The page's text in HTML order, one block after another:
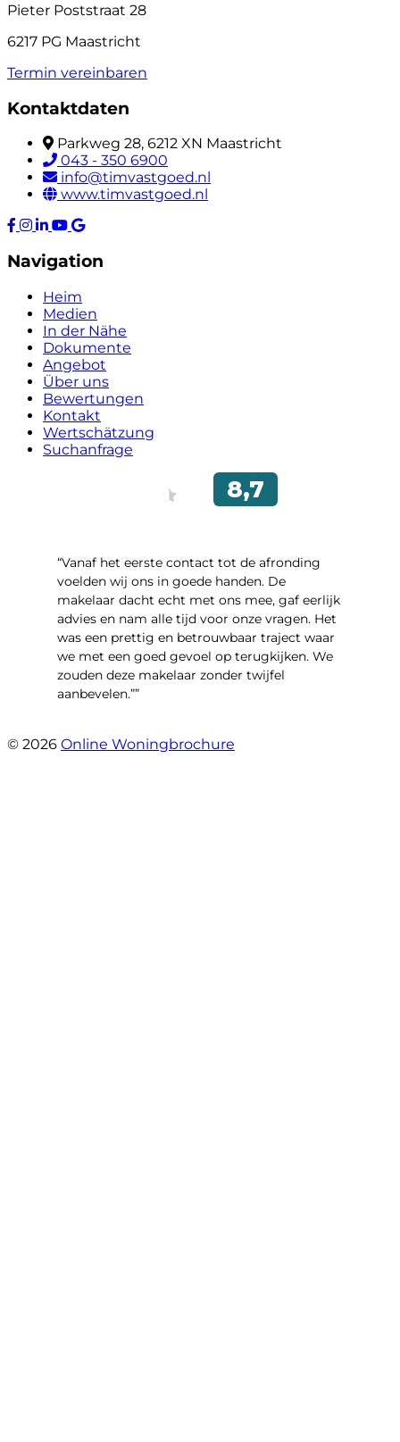
Pieter Poststraat 28
6217 PG Maastricht
Termin vereinbaren
Kontaktdaten
Parkweg 28, 6212 XN Maastricht
043 - 350 6900
info@timvastgoed.nl
www.timvastgoed.nl
Navigation
Heim
Medien
In der Nähe
Dokumente
Angebot
Über uns
Bewertungen
Kontakt
Wertschätzung
Suchanfrage
“Vanaf het eerste contact tot de afronding
voelden wij ons in goede handen. De
makelaar dacht echt met ons mee, gaf eerlijk
advies en nam alle tijd voor onze vragen. Het
was een prettig en betrouwbaar traject waar
we met een goed gevoel op terugkijken. We
zouden deze makelaar zonder twijfel
aanbevelen.””
© 2026 Online Woningbrochure